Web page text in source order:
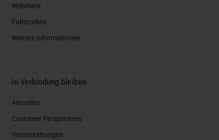
Webinare
Fallstudien
Weitere Informationen
In Verbindung bleiben
Aktuelles
Customer Perspectives​
Veranstaltungen